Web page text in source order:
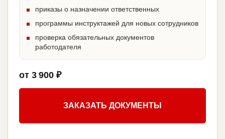
приказы о назначении ответственных
программы инструктажей для новых сотрудников
проверка обязательных документов
работодателя
от 3 900 ₽
ЗАКАЗАТЬ ДОКУМЕНТЫ